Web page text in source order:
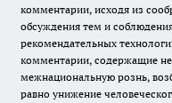
комментарии, исходя из
обсуждения тем и
рекомендательных
комментарии, содержащие
межнациональную рознь,
равно унижение